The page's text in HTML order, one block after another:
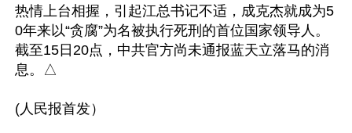
热情上台相握，引起江总书记不适，成克杰就成为5
0年来以“贪腐”为名被执行死刑的首位国家领导人。
截至15日20点，中共官方尚未通报蓝天立落马的消
息。△